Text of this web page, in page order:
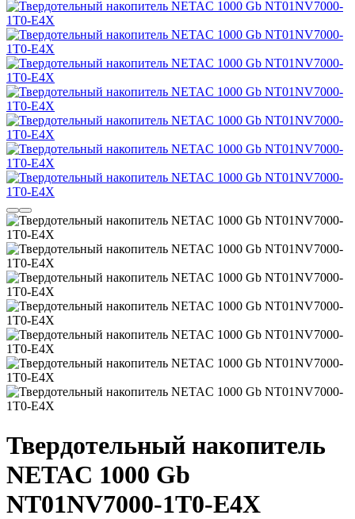
Твердотельный накопитель
NETAC 1000 Gb
NT01NV7000-1T0-E4X